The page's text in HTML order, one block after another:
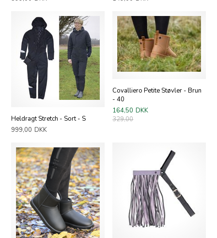
Heldragt Stretch - Sort - S
999,00 DKK
Covalliero Petite Støvler - Brun
- 40
164,50 DKK
329,00